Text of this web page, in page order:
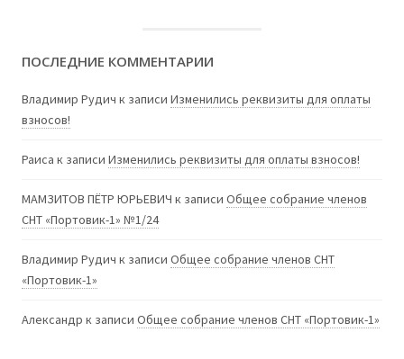
ПОСЛЕДНИЕ КОММЕНТАРИИ
Владимир Рудич к записи Изменились реквизиты для оплаты
взносов!
Раиса к записи Изменились реквизиты для оплаты взносов!
МАМЗИТОВ ПЁТР ЮРЬЕВИЧ к записи Общее собрание членов
СНТ «Портовик-1» №1/24
Владимир Рудич к записи Общее собрание членов СНТ
«Портовик-1»
Александр к записи Общее собрание членов СНТ «Портовик-1»